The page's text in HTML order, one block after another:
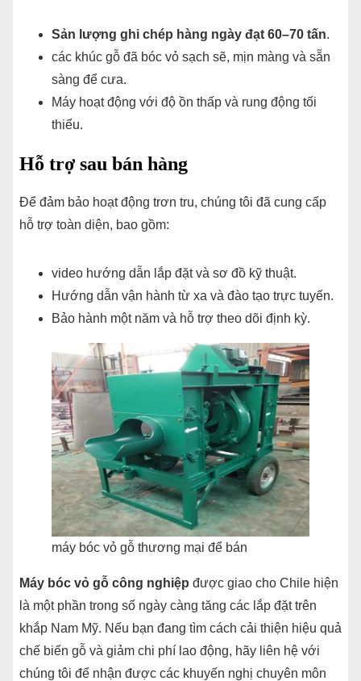
Sản lượng ghi chép hàng ngày đạt 60–70 tấn.
các khúc gỗ đã bóc vỏ sạch sẽ, mịn màng và sẵn
sàng để cưa.
Máy hoạt động với độ ồn thấp và rung động tối
thiểu.
Hỗ trợ sau bán hàng
Để đảm bảo hoạt động trơn tru, chúng tôi đã cung cấp
hỗ trợ toàn diện, bao gồm:
video hướng dẫn lắp đặt và sơ đồ kỹ thuật.
Hướng dẫn vận hành từ xa và đào tạo trực tuyến.
Bảo hành một năm và hỗ trợ theo dõi định kỳ.
máy bóc vỏ gỗ thương mại để bán
Máy bóc vỏ gỗ công nghiệp được giao cho Chile hiện
là một phần trong số ngày càng tăng các lắp đặt trên
khắp Nam Mỹ. Nếu bạn đang tìm cách cải thiện hiệu quả
chế biến gỗ và giảm chi phí lao động, hãy liên hệ với
chúng tôi để nhận được các khuyến nghị chuyên môn